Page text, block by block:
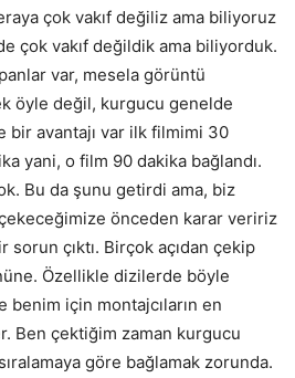
çok vakıf değiliz ama biliyoruz
çok vakıf değildik ama biliyorduk.
var, mesela görüntü
öyle değil, kurgucu genelde
bir avantajı var ilk filmimi 30
yani, o film 90 dakika bağlandı.
Bu da şunu getirdi ama, biz
çekeceğimize önceden karar veririz
çıktı. Birçok açıdan çekip
Özellikle dizilerde böyle
benim için montajcıların en
Ben çektiğim zaman kurgucu
göre bağlamak zorunda.